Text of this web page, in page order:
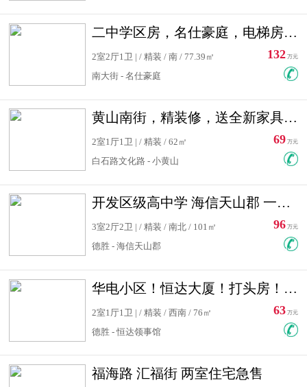
二中学区房，名仕豪庭，电梯房，双南卧室，单价低，急售
2室2厅1卫 | / 精装 / 南 / 77.39㎡
南大街 - 名仕豪庭
132 万元
黄山南街，精装修，送全新家具，看房有钥匙，实用面积大
2室1厅1卫 | / 精装 / 62㎡
白石路文化路 - 小黄山
69 万元
开发区级高中学 海信天山郡 一手合同没有税！ 送车位
3室2厅2卫 | / 精装 / 南北 / 101㎡
德胜 - 海信天山郡
96 万元
华电小区！恒达大厦！打头房！精装修！可低首付！随时看房！
2室1厅1卫 | / 精装 / 西南 / 76㎡
德胜 - 恒达领事馆
63 万元
福海路 汇福街 两室住宅急售